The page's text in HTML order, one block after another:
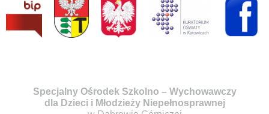
Specjalny Ośrodek Szkolno – Wychowawczy
dla Dzieci i Młodzieży Niepełnosprawnej